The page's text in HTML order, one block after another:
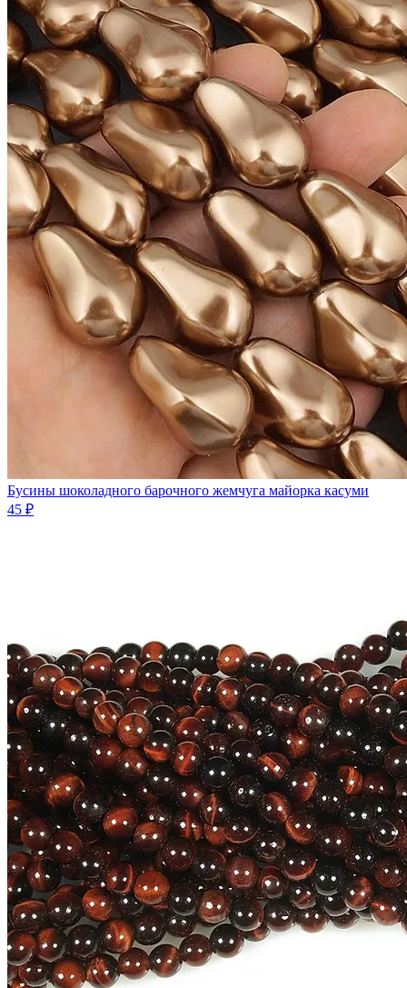
Бусины шоколадного барочного жемчуга майорка касуми
45 ₽